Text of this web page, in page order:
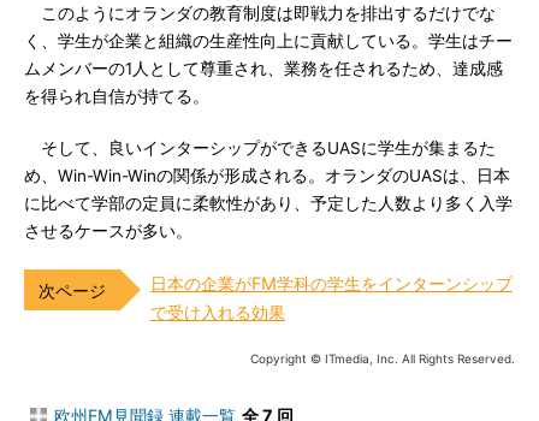
このようにオランダの教育制度は即戦力を排出するだけでな
く、学生が企業と組織の生産性向上に貢献している。学生はチー
ムメンバーの1人として尊重され、業務を任されるため、達成感
を得られ自信が持てる。
そして、良いインターシップができるUASに学生が集まるた
め、Win-Win-Winの関係が形成される。オランダのUASは、日本
に比べて学部の定員に柔軟性があり、予定した人数より多く入学
させるケースが多い。
日本の企業がFM学科の学生をインターンシップ
で受け入れる効果
Copyright © ITmedia, Inc. All Rights Reserved.
欧州FM見聞録 連載一覧 全 7 回